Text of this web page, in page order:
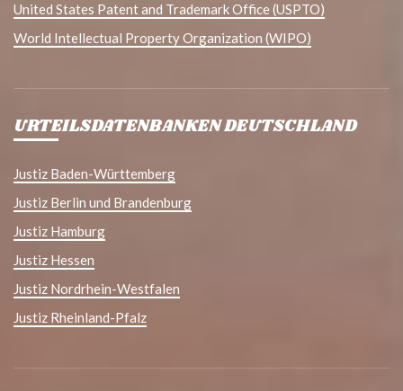
United States Patent and Trademark Office (USPTO)
World Intellectual Property Organization (WIPO)
URTEILSDATENBANKEN DEUTSCHLAND
Justiz Baden-Württemberg
Justiz Berlin und Brandenburg
Justiz Hamburg
Justiz Hessen
Justiz Nordrhein-Westfalen
Justiz Rheinland-Pfalz